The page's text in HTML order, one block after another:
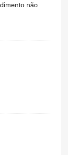
não